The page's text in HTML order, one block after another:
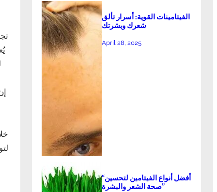
الفيتامينات القوية: أسرار تألق
شعرك وبشرتك
April 28, 2025
“أفضل أنواع الفيتامين لتحسين
صحة الشعر والبشرة”